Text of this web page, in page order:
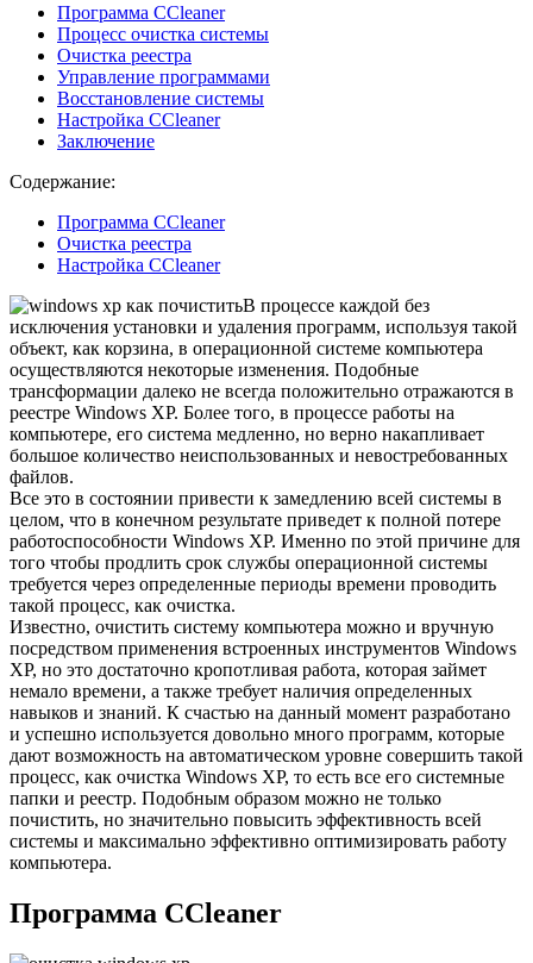
Программа CCleaner
Процесс очистка системы
Очистка реестра
Управление программами
Восстановление системы
Настройка CCleaner
Заключение
Содержание:
Программа CCleaner
Очистка реестра
Настройка CCleaner
В процессе каждой без
исключения установки и удаления программ, используя такой
объект, как корзина, в операционной системе компьютера
осуществляются некоторые изменения. Подобные
трансформации далеко не всегда положительно отражаются в
реестре Windows XP. Более того, в процессе работы на
компьютере, его система медленно, но верно накапливает
большое количество неиспользованных и невостребованных
файлов.
Все это в состоянии привести к замедлению всей системы в
целом, что в конечном результате приведет к полной потере
работоспособности Windows XP. Именно по этой причине для
того чтобы продлить срок службы операционной системы
требуется через определенные периоды времени проводить
такой процесс, как очистка.
Известно, очистить систему компьютера можно и вручную
посредством применения встроенных инструментов Windows
XP, но это достаточно кропотливая работа, которая займет
немало времени, а также требует наличия определенных
навыков и знаний. К счастью на данный момент разработано
и успешно используется довольно много программ, которые
дают возможность на автоматическом уровне совершить такой
процесс, как очистка Windows XP, то есть все его системные
папки и реестр. Подобным образом можно не только
почистить, но значительно повысить эффективность всей
системы и максимально эффективно оптимизировать работу
компьютера.
Программа CCleaner